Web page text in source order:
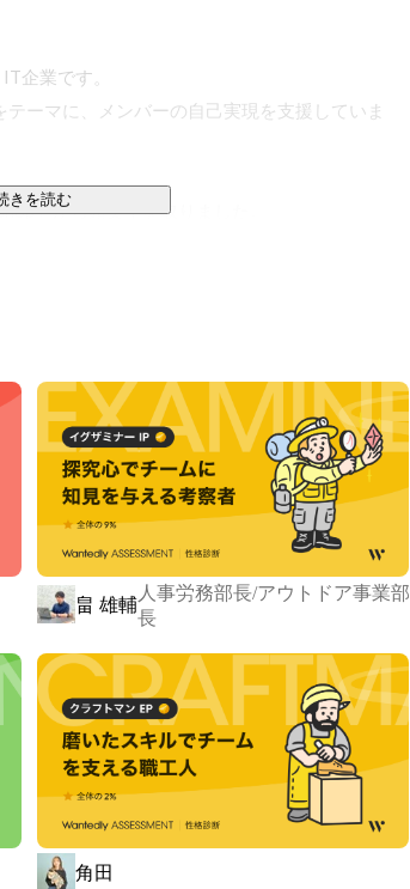
企業です。
ーマに、メンバーの自己実現を支援していま
」から頭文字を取りました。
判断基準とすることで、利害関係者全てが幸せ
＝＝＝＝＝＝＝＝＝＝＝＝＝
くかもしれません。
フォーム「WagMog（ワグモグ）」をリリース
しめるよう工夫されたレシピを提供していま
で、特別な食事はもちろん、日常の食事を通じ
ます。
多くのアイディアや喜びを生み出すきっかけに
きを読む
畠 雄輔
人事労務部長/アウトドア事業部
長
角田